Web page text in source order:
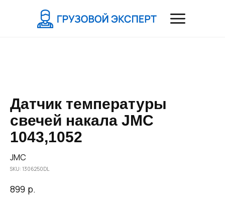
Датчик температуры
свечей накала JMC
1043,1052
JMC
SKU: 1306250DL
899 р.